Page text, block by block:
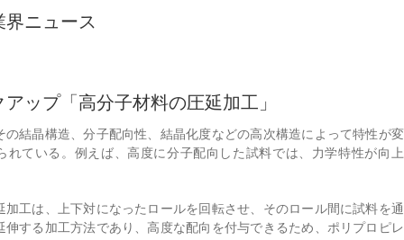
ニュース
ップ「高分子材料の圧延加工」
の結晶構造、分子配向性、結晶化度などの高次構造によって特性が
れている。例えば、高度に分子配向した試料では、力学特性が向
加工は、上下対になったロールを回転させ、そのロール間に試料を
伸する加工方法であり、高度な配向を付与できるため、ポリプロピ